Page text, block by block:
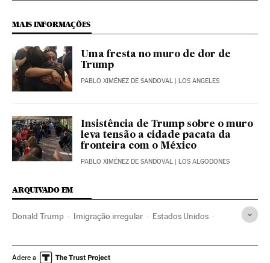
MAIS INFORMAÇÕES
Uma fresta no muro de dor de
Trump
PABLO XIMÉNEZ DE SANDOVAL | LOS ANGELES
Insistência de Trump sobre o muro
leva tensão a cidade pacata da
fronteira com o México
PABLO XIMÉNEZ DE SANDOVAL | LOS ALGODONES
ARQUIVADO EM
Donald Trump Imigração irregular Estados Unidos
Migração América Latina
Adere a